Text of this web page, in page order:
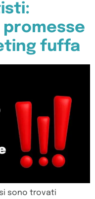
fuffa
sono trovati